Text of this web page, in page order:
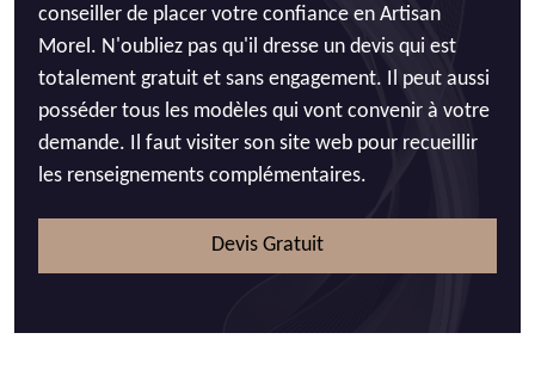
conseiller de placer votre confiance en Artisan
Morel. N'oubliez pas qu'il dresse un devis qui est
totalement gratuit et sans engagement. Il peut aussi
posséder tous les modèles qui vont convenir à votre
demande. Il faut visiter son site web pour recueillir
les renseignements complémentaires.
Devis Gratuit